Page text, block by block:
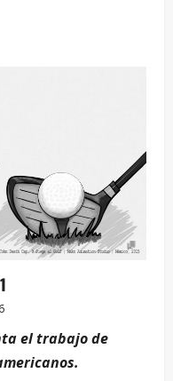
el trabajo de